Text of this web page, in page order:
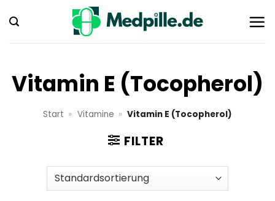
Inhalt
springen
Vitamin E (Tocopherol)
Start » Vitamine » Vitamin E (Tocopherol)
FILTER